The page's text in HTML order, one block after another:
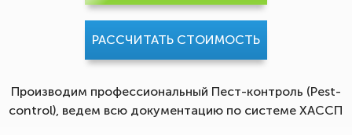
Производим профессиональный Пест-контроль (Pest-
control), ведем всю документацию по системе ХАССП
РАССЧИТАТЬ СТОИМОСТЬ